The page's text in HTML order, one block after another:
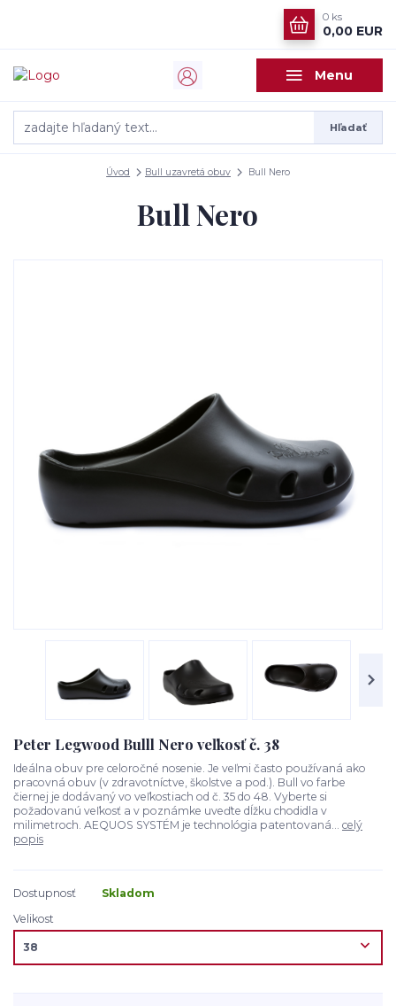
Menu
Hľadať
0 ks
0,00 EUR
Úvod Bull uzavretá obuv Bull Nero
Bull Nero
Peter Legwood Bulll Nero veľkosť č. 38
Ideálna obuv pre celoročné nosenie. Je veľmi často používaná ako
pracovná obuv (v zdravotníctve, školstve a pod.). Bull vo farbe
čiernej je dodávaný vo veľkostiach od č. 35 do 48. Vyberte si
požadovanú veľkosť a v poznámke uveďte dĺžku chodidla v
milimetroch. AEQUOS SYSTÉM je technológia patentovaná... celý
popis
Dostupnosť
Skladom
Velikost